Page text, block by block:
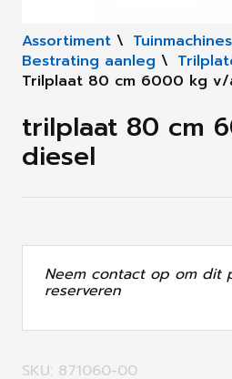
Assortiment \
Bestrating aanleg \
Trilplaat 80 cm 6000 kg v/
trilplaat 80 cm
diesel
Neem contact op om dit
reserveren
SKU: 871060-00